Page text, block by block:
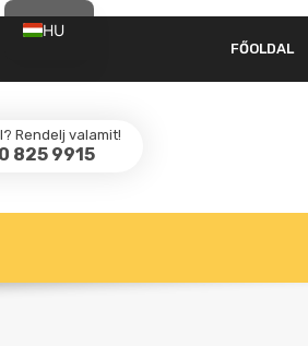
FŐOLDAL
Rendelj valamit!
825 9915
HU